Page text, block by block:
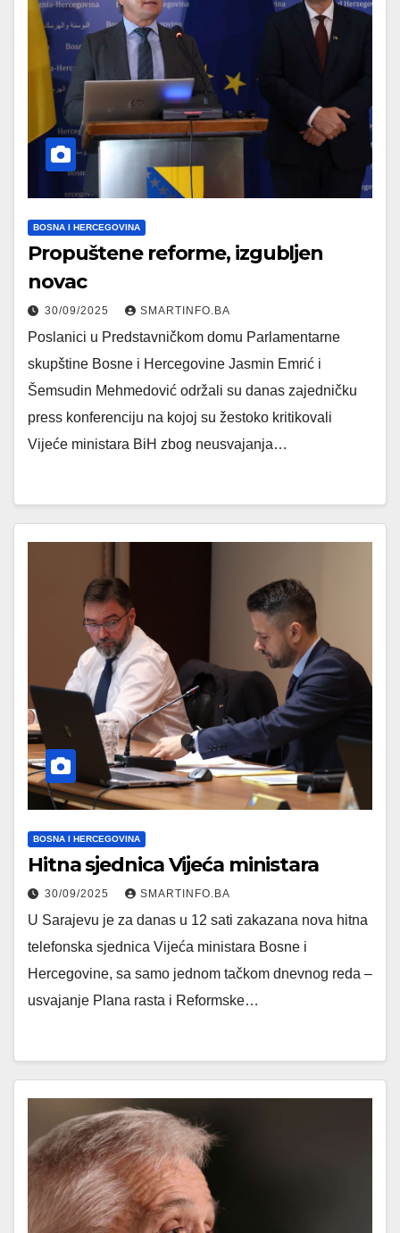
BOSNA I HERCEGOVINA
Propuštene reforme, izgubljen
novac
30/09/2025 SMARTINFO.BA
Poslanici u Predstavničkom domu Parlamentarne
skupštine Bosne i Hercegovine Jasmin Emrić i
Šemsudin Mehmedović održali su danas zajedničku
press konferenciju na kojoj su žestoko kritikovali
Vijeće ministara BiH zbog neusvajanja…
BOSNA I HERCEGOVINA
Hitna sjednica Vijeća ministara
30/09/2025 SMARTINFO.BA
U Sarajevu je za danas u 12 sati zakazana nova hitna
telefonska sjednica Vijeća ministara Bosne i
Hercegovine, sa samo jednom tačkom dnevnog reda –
usvajanje Plana rasta i Reformske…